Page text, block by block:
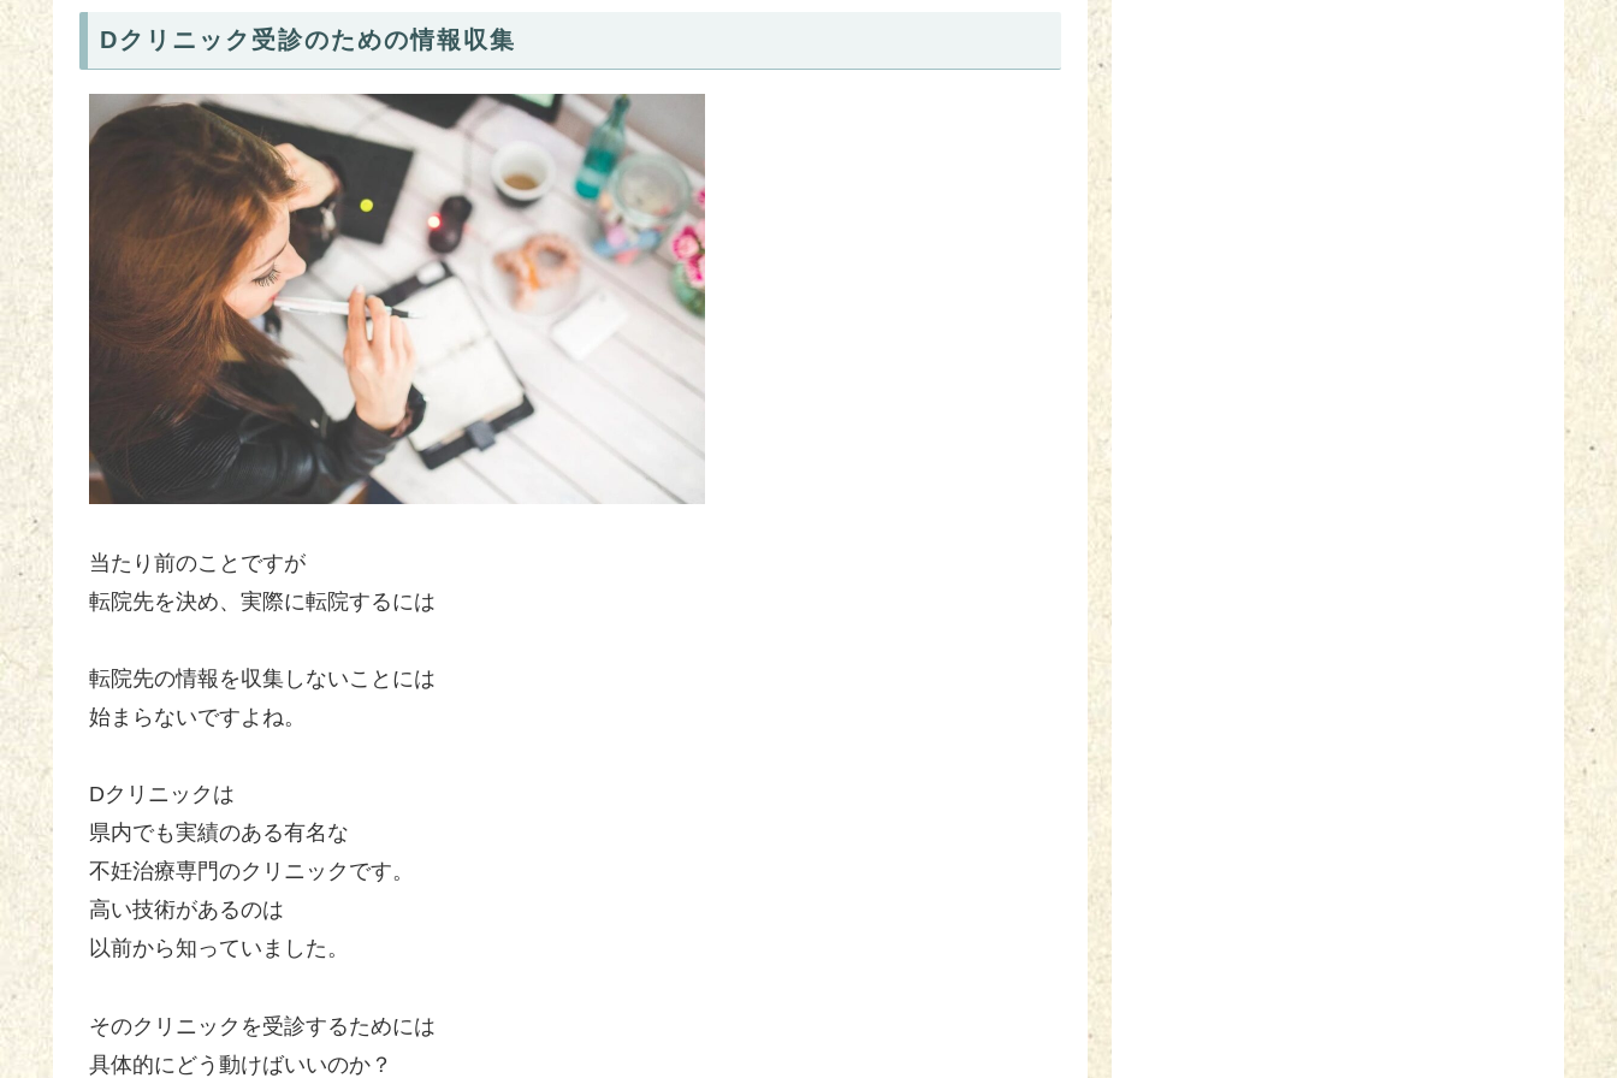
Dクリニック受診のための情報収集
当たり前のことですが
転院先を決め、実際に転院するには
転院先の情報を収集しないことには
始まらないですよね。
Dクリニックは
県内でも実績のある有名な
不妊治療専門のクリニックです。
高い技術があるのは
以前から知っていました。
そのクリニックを受診するためには
具体的にどう動けばいいのか？